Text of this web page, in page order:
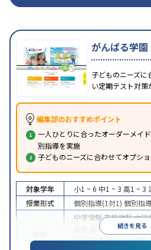
がんばる学園
子どものニーズ
い定期テスト対
編集部のおすすめポイント
一人ひとりに合ったオーダーメイ
別指導を実施
子どものニーズに合わせてオプシ
続きを見る
対象学年 小1 ~ 6 中1 ~ 3 高1 ~ 3
授業形式
個別指導(1対1) 個別指
中学受験高校受験大学
総合型選抜(旧AO)対
化対策共通テスト対策